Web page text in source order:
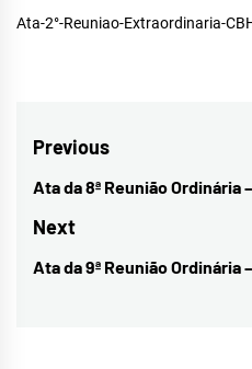
Ata-2°-Reuniao-Extraordinaria-
Navegação
de
Post
Previous
Previous
post:
Ata da 8ª Reunião Ordinária
Next
Next
Ata da 9ª Reunião Ordinária